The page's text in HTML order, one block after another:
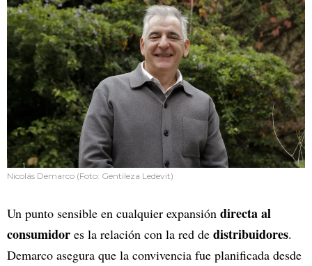
Nicolás Demarco (Foto: Gentileza Ledevit)
Un punto sensible en cualquier expansión directa al
consumidor es la relación con la red de distribuidores.
Demarco asegura que la convivencia fue planificada desde